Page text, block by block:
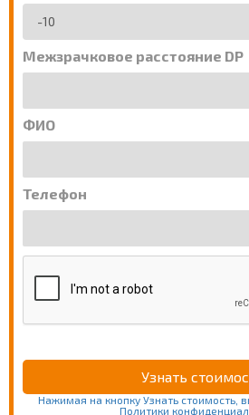
Межзрачковое расстояние DP
ФИО
Телефон
Нажимая на кнопку Узнать стоимость,
Политики